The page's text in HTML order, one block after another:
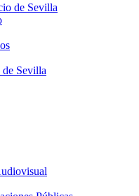
de Sevilla
Sevilla